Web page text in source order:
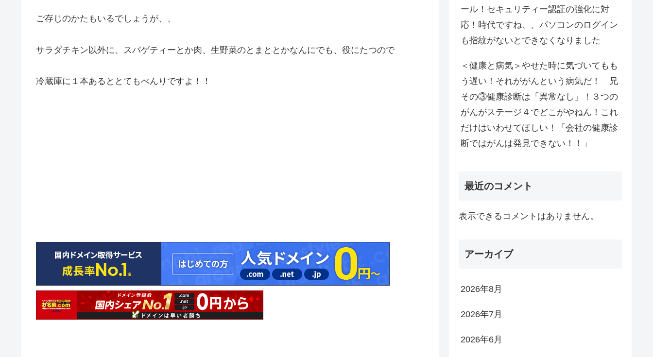
ご存じのかたもいるでしょうが、、
サラダチキン以外に、スパゲティーとか肉、生野菜のとまととかなんにでも、役にたつので
冷蔵庫に１本あるととてもべんりですよ！！
ール！セキュリティー認証の強化に対
応！時代ですね、、パソコンのログイン
も指紋がないとできなくなりました
＜健康と病気＞やせた時に気づいてもも
う遅い！それががんという病気だ！ 兄
その③健康診断は「異常なし」！３つの
がんがステージ４でどこがやねん！これ
だけはいわせてほしい！「会社の健康診
断ではがんは発見できない！！」
最近のコメント
表示できるコメントはありません。
アーカイブ
2026年8月
2026年7月
2026年6月